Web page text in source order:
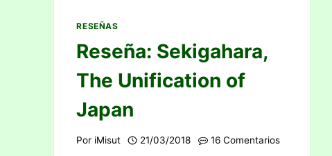
RESEÑAS
Reseña: Sekigahara,
The Unification of
Japan
Por iMisut 21/03/2018 16 Comentarios